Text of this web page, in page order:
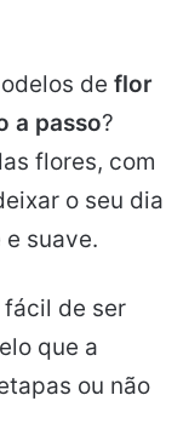
de flor
a passo?
flores, com
o seu dia
suave.
de ser
que a
ou não